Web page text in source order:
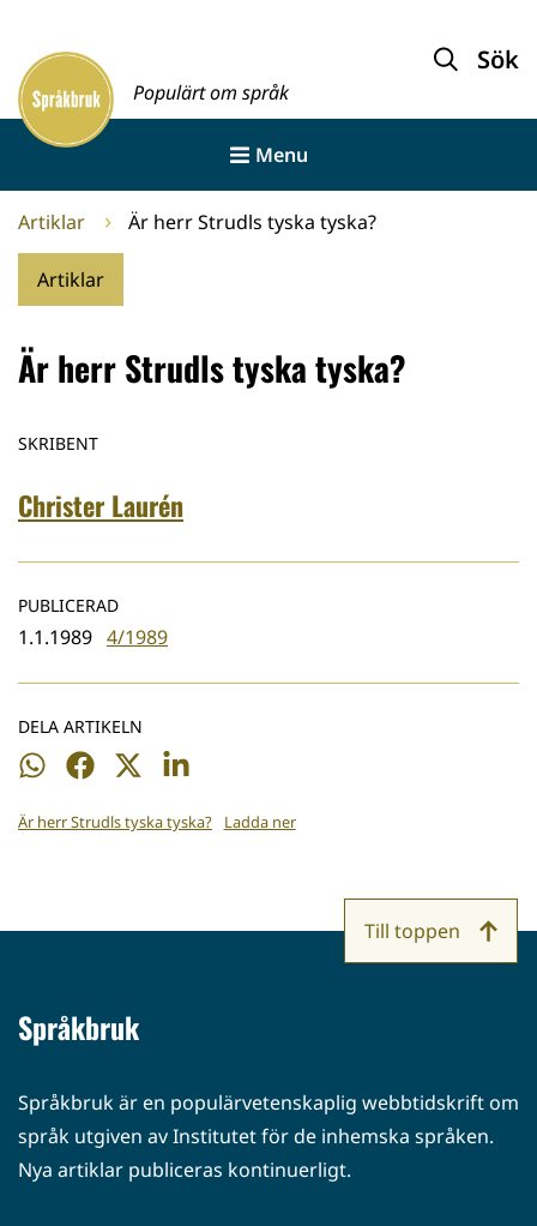
innehållet
Framsida
Populärt om språk
Sök
Menu
Artiklar Är herr Strudls tyska tyska?
Artiklar
Är herr Strudls tyska tyska?
SKRIBENT
Christer Laurén
PUBLICERAD
1.1.1989 4/1989
DELA ARTIKELN
Dela
WhatsApp
Dela
Facebook
Dela
Twitter
Dela
LinkedIn
Är herr Strudls tyska tyska? Ladda ner
Språkbruk
Språkbruk är en populärvetenskaplig webbtidskrift om
språk utgiven av Institutet för de inhemska språken.
Nya artiklar publiceras kontinuerligt.
Till toppen